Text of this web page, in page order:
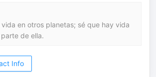
vida en otros planetas; sé que hay vida
de ella.
Info